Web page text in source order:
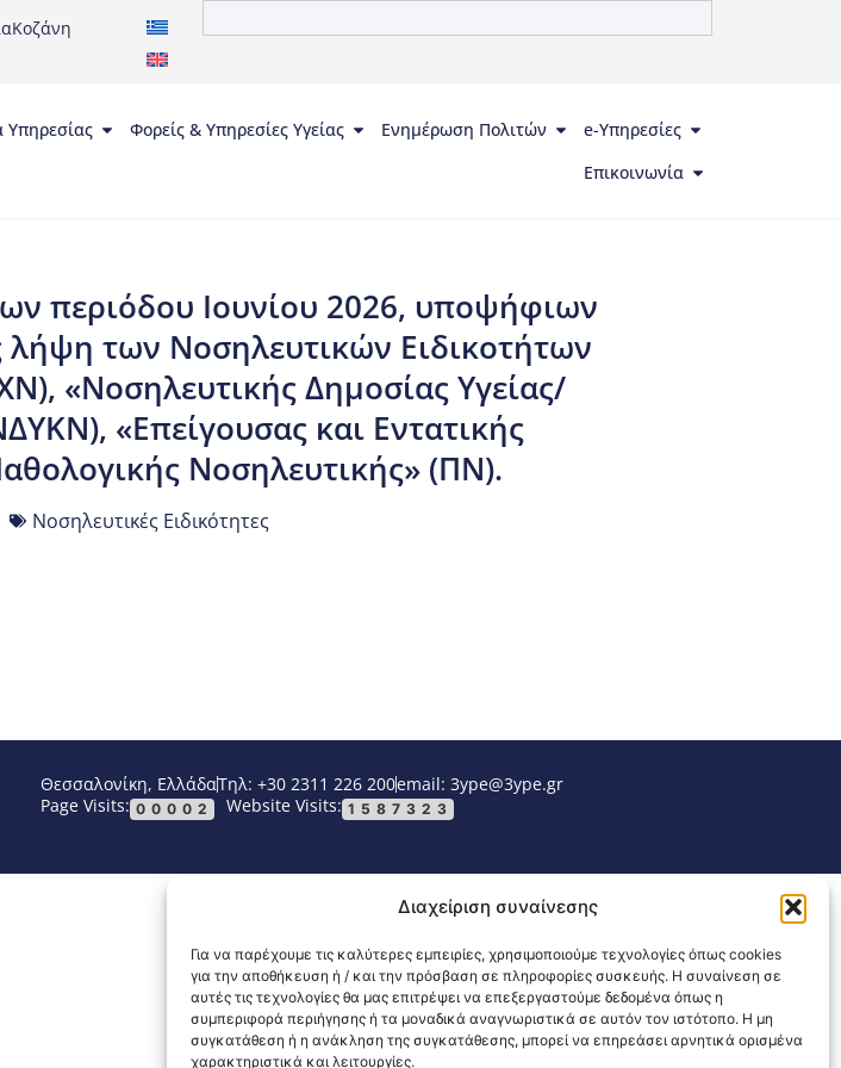
Διαχείριση συναίνεσης
Για να παρέχουμε τις καλύτερες εμπειρίες, χρησιμοποιούμε τεχνολογίες όπως cookies
για την αποθήκευση ή / και την πρόσβαση σε πληροφορίες συσκευής. Η συναίνεση σε
αυτές τις τεχνολογίες θα μας επιτρέψει να επεξεργαστούμε δεδομένα όπως η
συμπεριφορά περιήγησης ή τα μοναδικά αναγνωριστικά σε αυτόν τον ιστότοπο. Η μη
συγκατάθεση ή η ανάκληση της συγκατάθεσης, μπορεί να επηρεάσει αρνητικά ορισμένα
χαρακτηριστικά και λειτουργίες.
Κοζάνη
Υπηρεσίας Φορείς & Υπηρεσίες Υγείας Ενημέρωση Πολιτών
e-Υπηρεσίες
Επικοινωνία
περιόδου Ιουνίου 2026, υποψήφιων
των Νοσηλευτικών Ειδικοτήτων
«Νοσηλευτικής Δημοσίας Υγείας/
«Επείγουσας και Εντατικής
Νοσηλευτικής» (ΠΝ).
Νοσηλευτικές Ειδικότητες
Θεσσαλονίκη, ΕλλάδαΤηλ: +30 2311 226 200email: 3ype@3ype.gr
Page Visits: 00002 Website Visits: 1587323